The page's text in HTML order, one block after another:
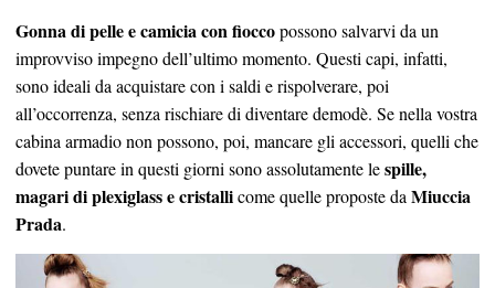
Gonna di pelle e camicia con fioccopossono salvarvi da un
improvviso impegno dell’ultimo momento. Questi capi, infatti,
sono ideali da acquistare con i saldi e rispolverare, poi
all’occorrenza, senza rischiare di diventare demodè. Se nella vostra
cabina armadio non possono, poi, mancare gli accessori, quelli che
dovete puntare in questi giorni sono assolutamente lespille,
magari di plexiglass e cristallicome quelle proposte daMiuccia
Prada.